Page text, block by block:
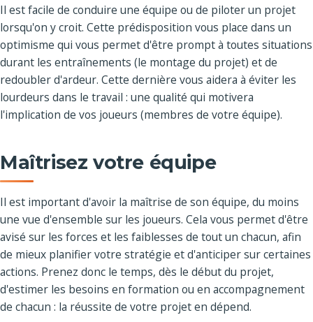
Il est facile de conduire une équipe ou de piloter un projet
lorsqu'on y croit. Cette prédisposition vous place dans un
optimisme qui vous permet d'être prompt à toutes situations
durant les entraînements (le montage du projet) et de
redoubler d'ardeur. Cette dernière vous aidera à éviter les
lourdeurs dans le travail : une qualité qui motivera
l'implication de vos joueurs (membres de votre équipe).
Maîtrisez votre équipe
Il est important d'avoir la maîtrise de son équipe, du moins
une vue d'ensemble sur les joueurs. Cela vous permet d'être
avisé sur les forces et les faiblesses de tout un chacun, afin
de mieux planifier votre stratégie et d'anticiper sur certaines
actions. Prenez donc le temps, dès le début du projet,
d'estimer les besoins en formation ou en accompagnement
de chacun : la réussite de votre projet en dépend.